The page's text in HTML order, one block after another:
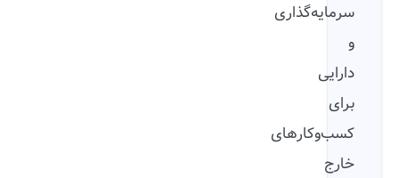
سرمایه‌گذاری
دارایی
برای
کسب‌وکارهای
خارج